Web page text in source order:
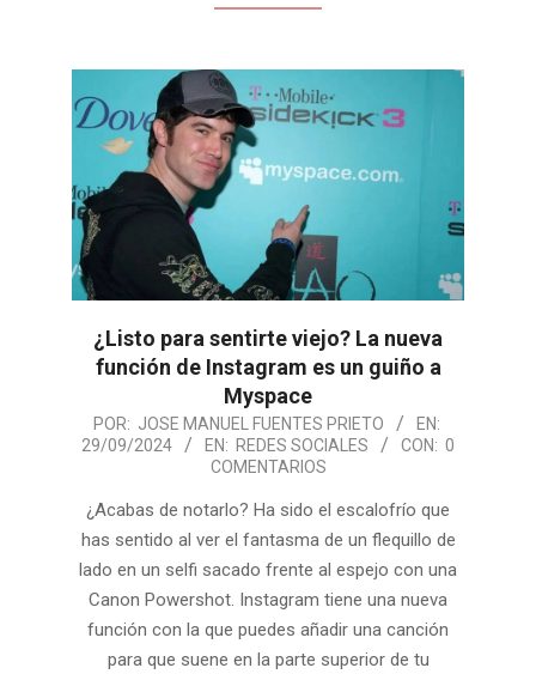
¿Listo para sentirte viejo? La nueva
función de Instagram es un guiño a
Myspace
2024-
09-
POR: JOSE MANUEL FUENTES PRIETO
EN:
29/09/2024
EN: REDES SOCIALES CON: 0
COMENTARIOS
¿Acabas de notarlo? Ha sido el escalofrío que
has sentido al ver el fantasma de un flequillo de
lado en un selfi sacado frente al espejo con una
Canon Powershot. Instagram tiene una nueva
función con la que puedes añadir una canción
para que suene en la parte superior de tu